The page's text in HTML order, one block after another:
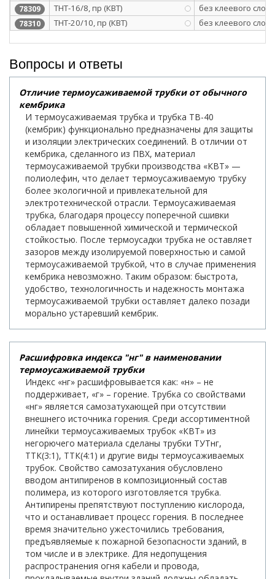
78309 ТНТ-16/8, пр (КВТ) без клеевого слоя
78310 ТНТ-20/10, пр (КВТ) без клеевого слоя
Вопросы и ответы
Отличие термоусаживаемой трубки от обычного
кембрика
И термоусаживаемая трубка и трубка ТВ-40
(кембрик) функционально предназначены для защиты
и изоляции электрических соединений. В отличии от
кембрика, сделанного из ПВХ, материал
термоусаживаемой трубки производства «КВТ» —
полиолефин, что делает термоусаживаемую трубку
более экологичной и привлекательной для
электротехнической отрасли. Термоусаживаемая
трубка, благодаря процессу поперечной сшивки
обладает повышенной химической и термической
стойкостью. После термоусадки трубка не оставляет
зазоров между изолируемой поверхностью и самой
термоусаживаемой трубкой, что в случае применения
кембрика невозможно. Таким образом: быстрота,
удобство, технологичность и надежность монтажа
термоусаживаемой трубки оставляет далеко позади
морально устаревший кембрик.
Расшифровка индекса "нг" в наименовании
термоусаживаемой трубки
Индекс «нг» расшифровывается как: «н» – не
поддерживает, «г» – горение. Трубка со свойствами
«нг» является самозатухающей при отсутствии
внешнего источника горения. Среди ассортиментной
линейки термоусаживаемых трубок «КВТ» из
негорючего материала сделаны трубки ТУТнг,
ТТК(3:1), ТТК(4:1) и другие виды термоусаживаемых
трубок. Свойство самозатухания обусловлено
вводом антипиренов в композиционный состав
полимера, из которого изготовляется трубка.
Антипирены препятствуют поступлению кислорода,
что и останавливает процесс горения. В последнее
время значительно ужесточились требования,
предъявляемые к пожарной безопасности зданий, в
том числе и в электрике. Для недопущения
распространения огня кабели и провода,